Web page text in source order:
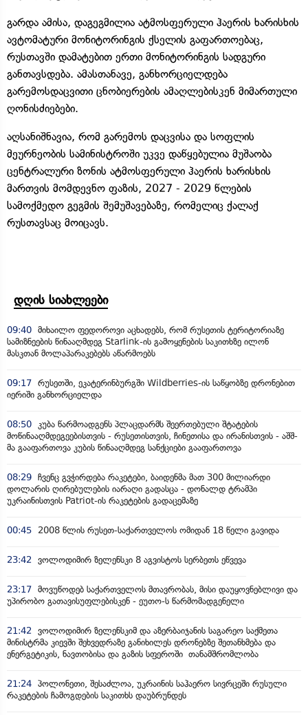
გარდა ამისა, დაგეგმილია ატმოსფერული ჰაერის ხარისხის
ავტომატური მონიტორინგის ქსელის გაფართოებაც,
რუსთავში დამატებით ერთი მონიტორინგის სადგური
განთავსდება. ამასთანავე, განხორციელდება
გარემოსდაცვითი ცნობიერების ამაღლებისკენ მიმართული
ღონისძიებები.
აღსანიშნავია, რომ გარემოს დაცვისა და სოფლის
მეურნეობის სამინისტროში უკვე დაწყებულია მუშაობა
ცენტრალური ზონის ატმოსფერული ჰაერის ხარისხის
მართვის მომდევნო ფაზის, 2027 - 2029 წლების
სამოქმედო გეგმის შემუშავებაზე, რომელიც ქალაქ
რუსთავსაც მოიცავს.
დღის სიახლეები
09:40 მიხაილო ფედოროვი აცხადებს, რომ რუსეთის ტერიტორიაზე
სამიზნეების წინააღმდეგ Starlink-ის გამოყენების საკითხზე ილონ
მასკთან მოლაპარაკებებს აწარმოებს
09:17 რუსეთში, ეკატერინბურგში Wildberries-ის საწყობზე დრონებით
იერიში განხორციელდა
08:50
კუბა წარმოადგენს პლაცდარმს შეერთებული შტატების
მოწინააღმდეგეებისთვის - რუსეთისთვის, ჩინეთისა და ირანისთვის - აშშ-
მა გააფართოვა კუბის წინააღმდეგ სანქციები გააფართოვა
08:29 ჩვენც გვჭირდება რაკეტები, ბაიდენმა მათ 300 მილიარდი
დოლარის ღირებულების იარაღი გადასცა - დონალდ ტრამპი
უკრაინისთვის Patriot-ის რაკეტების გადაცემაზე
00:45 2008 წლის რუსეთ-საქართველოს ომიდან 18 წელი გავიდა
23:42 ვოლოდიმირ ზელენსკი 8 აგვისტოს სერბეთს ეწვევა
23:17 მოვუწოდებ საქართველოს მთავრობას, მისი დაუყოვნებლივი და
უპირობო გათავისუფლებისკენ - ეუთო-ს წარმომადგენელი
21:42
ვოლოდიმირ ზელენსკიმ და აზერბაიჯანის საგარეო საქმეთა
მინისტრმა კიევში შეხვედრაზე განიხილეს დრონებზე შეთანხმება და
ენერგეტიკის, ნავთობისა და გაზის სფეროში თანამშრომლობა
21:24 პოლონეთი, შესაძლოა, უკრაინის საჰაერო სივრცეში რუსული
რაკეტების ჩამოგდების საკითხს დაუბრუნდეს